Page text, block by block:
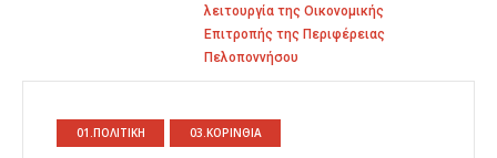
λειτουργία της Οικονομικής
Επιτροπής της Περιφέρειας
Πελοποννήσου
01.ΠΟΛΙΤΙΚΗ 03.ΚΟΡΙΝΘΙΑ